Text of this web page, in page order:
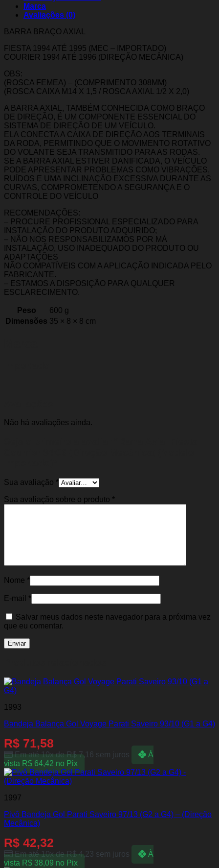
Marca
Avaliações (0)
BARRA BRAÇO AXIAL
FIESTA 1994 ATÉ 1995 (MEC – IMPORTADO)
COURIER 1994 ATÉ 1996 (DIREÇÃO MECÂNICA)
OBS:
(ROSCA FEMEA) – (COMPRIMENTO 308MM)
(ROSCA CAIXA M14 X 1,5 / ROSCA AXIAL 1/2 X 2,0)
A BARRA AXIAL, TAMBÉM CONHECIDA COMO BRAÇO
DE DIREÇÃO, É UM COMPONENTE ESSENCIAL DO
SISTEMA DE DIREÇÃO DE UM VEÍCULO.
ELA CONECTA A CAIXA DE DIREÇÃO AOS TERMINAIS
DA RODA, PERMITINDO QUE O MOVIMENTO ROTATIVO
DO VOLANTE SEJA TRANSMITIDO PARA AS RODAS.
SE A BARRA AXIAL ESTIVER DANIFICADA, O VEÍCULO
PODE APRESENTAR PROBLEMAS COMO VIBRAÇÕES,
RUÍDOS E UMA INCLINAÇÃO EXCESSIVA DURANTE AS
CURVAS, COMPROMETENDO A SEGURANÇA E O
CONTROLE DO VEÍCULO
RECOMENDAÇÕES:
– PROCURE PROFISSIONAL ESPECIALIZADO PARA
INSTALAÇÃO DO PRODUTO ADQUIRIDO;
– NÃO NOS RESPONSABILIZAMOS POR MÁ
INSTALAÇÃO, USO INADEQUADO DO PRODUTO OU
ADAPTAÇÕES
NÃO COMPATÍVEIS COM A APLICAÇÃO INDICADA PELO
FABRICANTE.
– ESTAMOS A DISPOSIÇÃO PARA QUALQUER
ESCLARECIMENTO.
Peso
600 g
Dimensões 35 × 8 × 8 cm
Não há avaliações ainda.
Sua avaliação *
Sua avaliação sobre o produto *
Nome *
E-mail *
Salvar meus dados neste navegador para a próxima vez
que eu comentar.
1993
Bandeja Balança Gol Voyage Parati Saveiro 93/10 (G1 a G4)
R$ 71,58
Em até 10x deR$7,16 sem juros
À
vista R$ 64,42 no Pix
1997
Pivô Bandeja Gol Parati Saveiro 97/13 (G2 a G4) – (Direção
Mecânica)
R$ 42,32
Em até 10x deR$4,23 sem juros
À
vista R$ 38,09 no Pix